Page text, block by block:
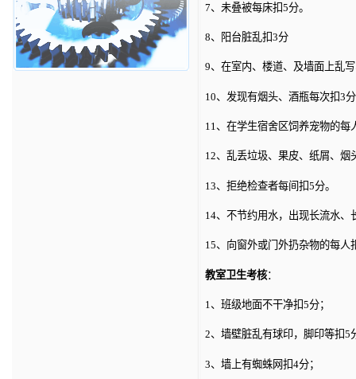
7、未叠被每床扣5分。
8、阳台脏乱扣3分
9、在室内、楼道、及墙面上乱
10、发现有烟头、酒瓶每次扣3分
11、在学生宿舍区饲养宠物的每
12、乱丢垃圾、果皮、纸屑、
13、拒绝检查者每间扣5分。
14、不节约用水，出现长流水、
15、向窗外或门外扔杂物的每人
教室卫生考核：
1、班级地面不干净扣5分；
2、墙壁脏乱有球印，脚印等扣5
3、墙上有蜘蛛网扣4分；